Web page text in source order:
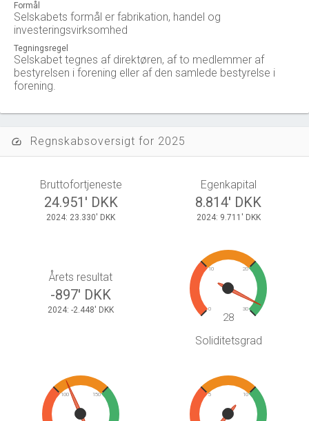
Formål
Selskabets formål er fabrikation, handel og
investeringsvirksomhed
Tegningsregel
Selskabet tegnes af direktøren, af to medlemmer af
bestyrelsen i forening eller af den samlede bestyrelse i
forening.
speed Regnskabsoversigt for 2025
Bruttofortjeneste
24.951' DKK
2024: 23.330' DKK
Egenkapital
8.814' DKK
2024: 9.711' DKK
Årets resultat
-897' DKK
2024: -2.448' DKK 0
10 20
30
28
Soliditetsgrad
100 150 5 10